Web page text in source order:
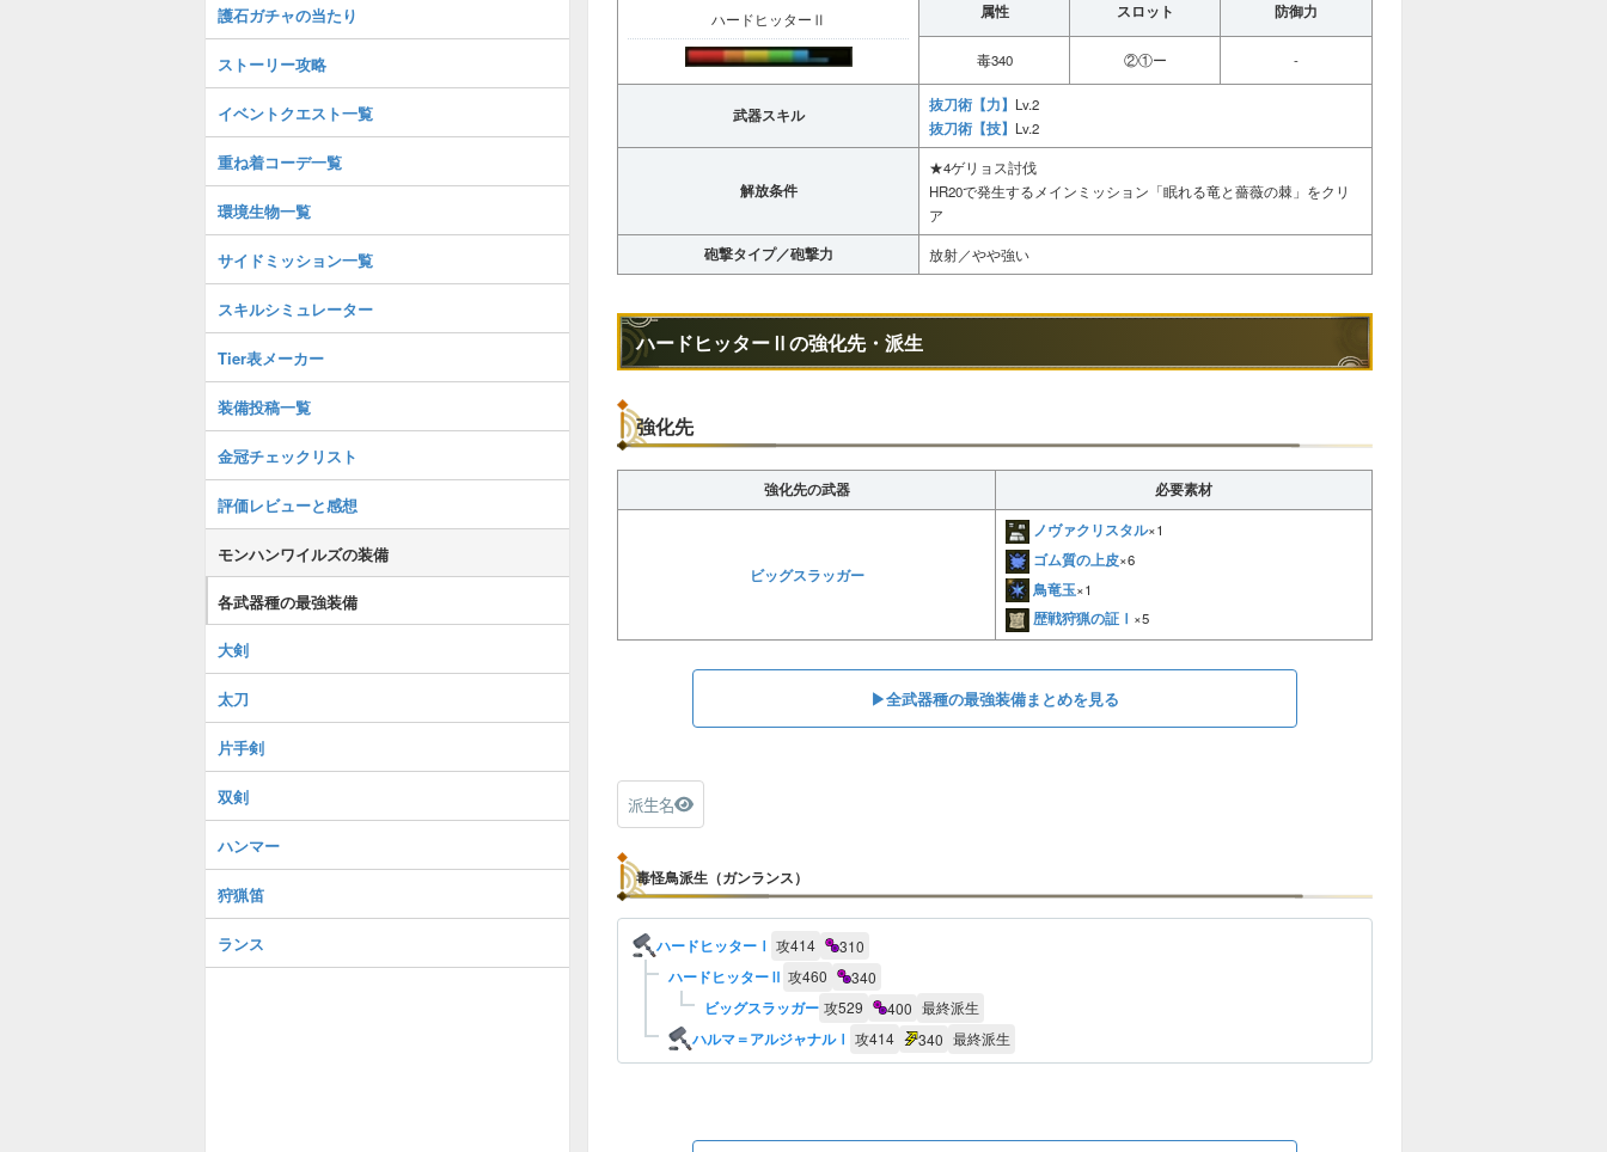
ハードヒッターⅡ 属性 スロット 防御力
毒340 ②①ー -
武器スキル
抜刀術【力】 Lv.2
抜刀術【技】 Lv.2
解放条件
★4ゲリョス討伐
HR20で発生するメインミッション「眠れる竜と薔薇の棘」をクリ
ア
砲撃タイプ／砲撃力 放射／やや強い
ハードヒッターⅡの強化先・派生
強化先
強化先の武器 必要素材
ビッグスラッガー
ノヴァクリスタル×1
ゴム質の上皮×6
鳥竜玉×1
歴戦狩猟の証Ⅰ ×5
▶︎全武器種の最強装備まとめを見る
派生名
毒怪鳥派生（ガンランス）
ハードヒッターⅠ 攻414 310
ハードヒッターⅡ 攻460 340
ビッグスラッガー 攻529 400 最終派生
ハルマ＝アルジャナルⅠ 攻414 340 最終派生
護石ガチャの当たり
ストーリー攻略
イベントクエスト一覧
重ね着コーデ一覧
環境生物一覧
サイドミッション一覧
スキルシミュレーター
Tier表メーカー
装備投稿一覧
金冠チェックリスト
評価レビューと感想
モンハンワイルズの装備
各武器種の最強装備
大剣
太刀
片手剣
双剣
ハンマー
狩猟笛
ランス